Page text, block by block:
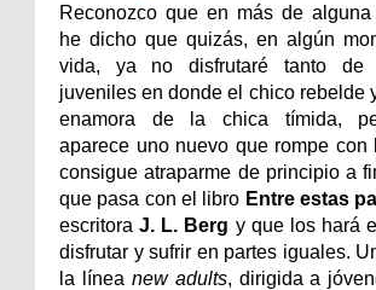
Reconozco que en más de
he dicho que quizás, en algún
vida, ya no disfrutaré tanto de
juveniles en donde el chico rebelde
enamora de la chica tímida,
aparece uno nuevo que rompe con
consigue atraparme de principio a
que pasa con el libro Entre estas
escritoraJ. L. Berg y que los hará
disfrutar y sufrir en partes iguales.
la línea new adults, dirigida a